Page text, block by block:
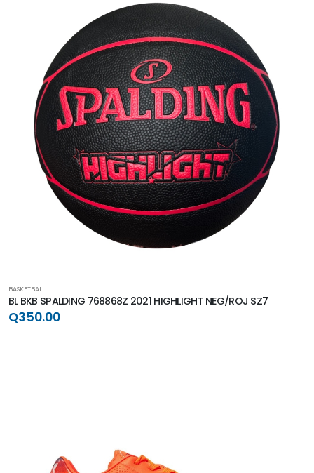
BASKETBALL
BL BKB SPALDING 768868Z 2021 HIGHLIGHT NEG/ROJ SZ7
Q350.00